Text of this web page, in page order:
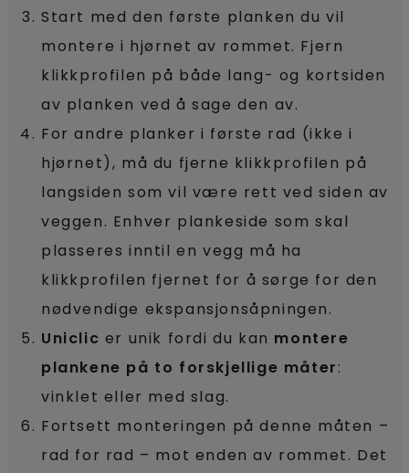
Start med den første planken du vil
montere i hjørnet av rommet. Fjern
klikkprofilen på både lang- og kortsiden
av planken ved å sage den av.
For andre planker i første rad (ikke i
hjørnet), må du fjerne klikkprofilen på
langsiden som vil være rett ved siden av
veggen. Enhver plankeside som skal
plasseres inntil en vegg må ha
klikkprofilen fjernet for å sørge for den
nødvendige ekspansjonsåpningen.
Uniclic er unik fordi du kan montere
plankene på to forskjellige måter:
vinklet eller med slag.
Fortsett monteringen på denne måten –
rad for rad – mot enden av rommet. Det